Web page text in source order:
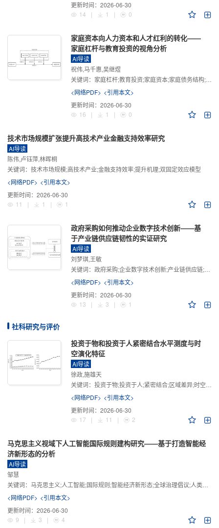
更新时间： 2026-06-30
14
| 1 | 0
家庭资本向人力资本和人才红利的转化——
家庭杠杆与教育投资的视角分析
AI导读
祝伟,马千惠,吴继煜
关键词： 家庭杠杆;教育投资;家庭资本;家庭债务结构;CHFS
<网络PDF> <引用本文>
更新时间： 2026-06-30
16
| 1 | 0
技术市场规模扩张提升高技术产业金融支持效率研究
AI导读
陈伟,卢钰萍,林晖桐
关键词： 技术市场规模;高技术产业;金融支持效率;提升机理;双固定效应模型
<网络PDF> <引用本文>
更新时间： 2026-06-30
11
| 1 | 1
政府采购如何推动企业数字技术创新——基
于产业链供应链韧性的实证研究
AI导读
刘梦琪,王敏
关键词： 政府采购;企业数字技术创新;产业链供应链;产业链供应链韧性;需求侧财政政策
<网络PDF> <引用本文>
更新时间： 2026-06-30
13
| 3 | 1
社科研究与评价
投资于物和投资于人紧密结合水平测度与时
空演化特征
AI导读
徐政,施雄天
关键词： 投资于物;投资于人;紧密结合;区域差异;时空演化
<网络PDF> <引用本文>
更新时间： 2026-06-30
17
| 11 | 2
马克思主义视域下人工智能国际规则建构研究——基于打造智能经
济新形态的分析
AI导读
邹慧
关键词： 马克思主义;人工智能;国际规则;智能经济新形态;全球治理倡议;人类命运共同体
<网络PDF> <引用本文>
更新时间： 2026-06-30
9
| 3 | 4